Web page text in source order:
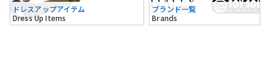
ドレスアップアイテム
Dress Up Items
ブランド一覧
Brands